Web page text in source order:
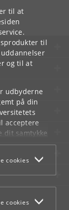
til at
til
og til at
udbyderne
på din
acceptere
dit samtykke
finder i
cookies
cookies